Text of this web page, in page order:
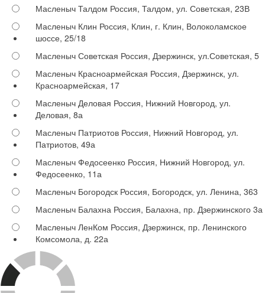
Масленыч Талдом Россия, Талдом, ул. Советская, 23В
Масленыч Клин Россия, Клин, г. Клин, Волоколамское
шоссе, 25/18
Масленыч Советская Россия, Дзержинск, ул.Советская, 5
Масленыч Красноармейская Россия, Дзержинск, ул.
Красноармейская, 17
Масленыч Деловая Россия, Нижний Новгород, ул.
Деловая, 8а
Масленыч Патриотов Россия, Нижний Новгород, ул.
Патриотов, 49а
Масленыч Федосеенко Россия, Нижний Новгород, ул.
Федосеенко, 11а
Масленыч Богородск Россия, Богородск, ул. Ленина, 363
Масленыч Балахна Россия, Балахна, пр. Дзержинского 3а
Масленыч ЛенКом Россия, Дзержинск, пр. Ленинского
Комсомола, д. 22а